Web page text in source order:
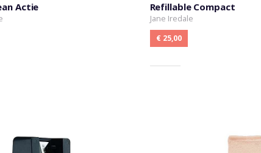
Actie Refillable Compact
Jane Iredale
€ 25,00